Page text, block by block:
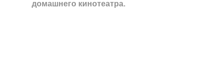
домашнего кинотеатра.